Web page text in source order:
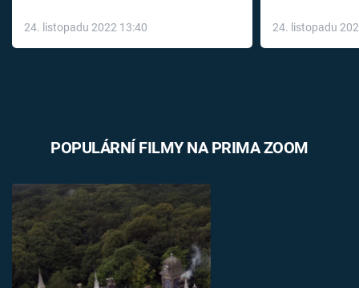
24. listopadu 2022 13:40
léky
24. listopadu
POPULÁRNÍ FILMY NA PRIMA ZOOM